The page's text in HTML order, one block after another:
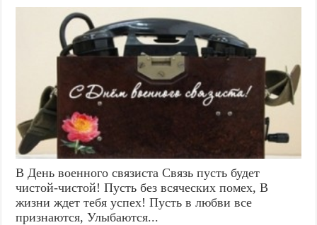
В День военного связиста Связь пусть будет
чистой-чистой! Пусть без всяческих помех, В
жизни ждет тебя успех! Пусть в любви все
признаются, Улыбаются...